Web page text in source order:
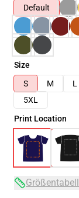
Default
Size
S
M L
5XL
Print Location